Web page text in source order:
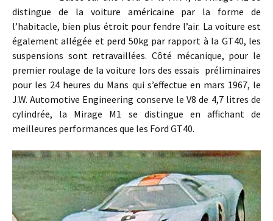
distingue de la voiture américaine par la forme de
l’habitacle, bien plus étroit pour fendre l’air. La voiture est
également allégée et perd 50kg par rapport à la GT40, les
suspensions sont retravaillées. Côté mécanique, pour le
premier roulage de la voiture lors des essais préliminaires
pour les 24 heures du Mans qui s’effectue en mars 1967, le
J.W. Automotive Engineering conserve le V8 de 4,7 litres de
cylindrée, la Mirage M1 se distingue en affichant de
meilleures performances que les Ford GT40.